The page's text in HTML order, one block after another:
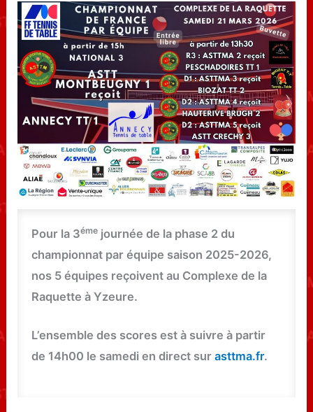
Pour la 3éme journée de la phase 2 du
championnat par équipe saison 2025-2026,
nos 5 équipes reçoivent au Complexe de la
Raquette à Yzeure.
L’ensemble des scores est à suivre à partir
de 14h00 le samedi en direct surasttma.fr.